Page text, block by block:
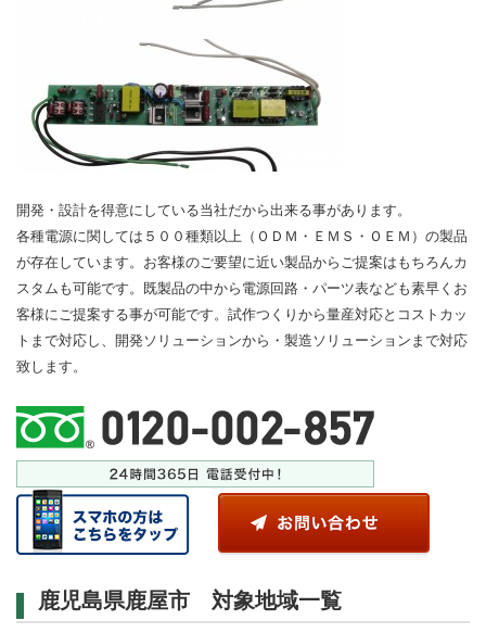
開発・設計を得意にしている当社だから出来る事があります。
各種電源に関しては５００種類以上（ＯＤＭ・ＥＭＳ・ＯＥＭ）の製品
が存在しています。お客様のご要望に近い製品からご提案はもちろんカ
スタムも可能です。既製品の中から電源回路・パーツ表なども素早くお
客様にご提案する事が可能です。試作つくりから量産対応とコストカッ
トまで対応し、開発ソリューションから・製造ソリューションまで対応
致します。
鹿児島県鹿屋市 対象地域一覧